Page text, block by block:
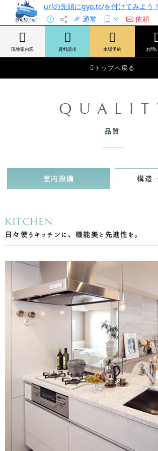
urlの先頭にgyo.tc/を付けてみよう！
通常
依頼